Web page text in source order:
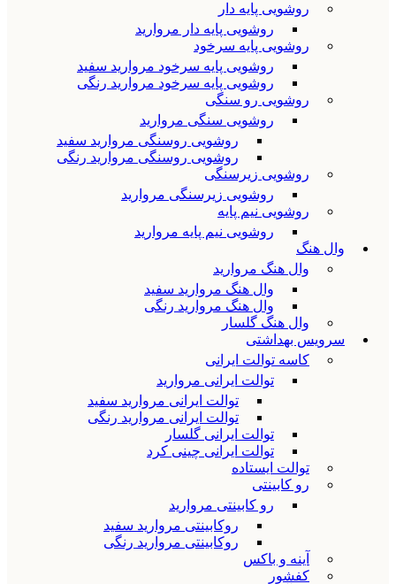
روشویی پایه دار
روشویی پایه دار مروارید
روشویی پایه سرخود
روشویی پایه سرخود مروارید سفید
روشویی پایه سرخود مروارید رنگی
روشویی رو سنگی
روشویی سنگی مروارید
روشویی روسنگی مروارید سفید
روشویی روسنگی مروارید رنگی
روشویی زیرسنگی
روشویی زیرسنگی مروارید
روشویی نیم پایه
روشویی نیم پایه مروارید
وال هنگ
وال هنگ مروارید
وال هنگ مروارید سفید
وال هنگ مروارید رنگی
وال هنگ گلسار
سرویس بهداشتی
کاسه توالت ایرانی
توالت ایرانی مروارید
توالت ایرانی مروارید سفید
توالت ایرانی مروارید رنگی
توالت ایرانی گلسار
توالت ایرانی چینی کرد
توالت ایستاده
رو کابینتی
رو کابینتی مروارید
روکابینتی مروارید سفید
روکابینتی مروارید رنگی
آینه و باکس
کفشور